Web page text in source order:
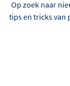
Op zoek naar
tips en tricks van